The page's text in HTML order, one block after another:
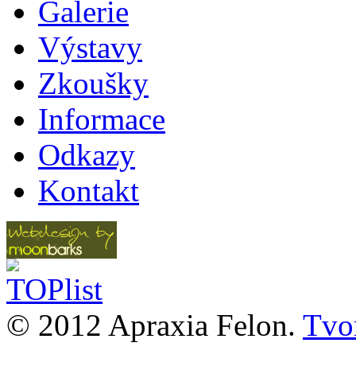
Galerie
Výstavy
Zkoušky
Informace
Odkazy
Kontakt
© 2012 Apraxia Felon.